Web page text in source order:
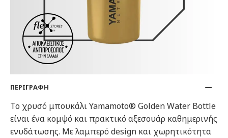
ΠΕΡΙΓΡΑΦΗ
Το χρυσό μπουκάλι Yamamoto® Golden Water Bottle
είναι ένα κομψό και πρακτικό αξεσουάρ καθημερινής
ενυδάτωσης. Με λαμπερό design και χωρητικότητα